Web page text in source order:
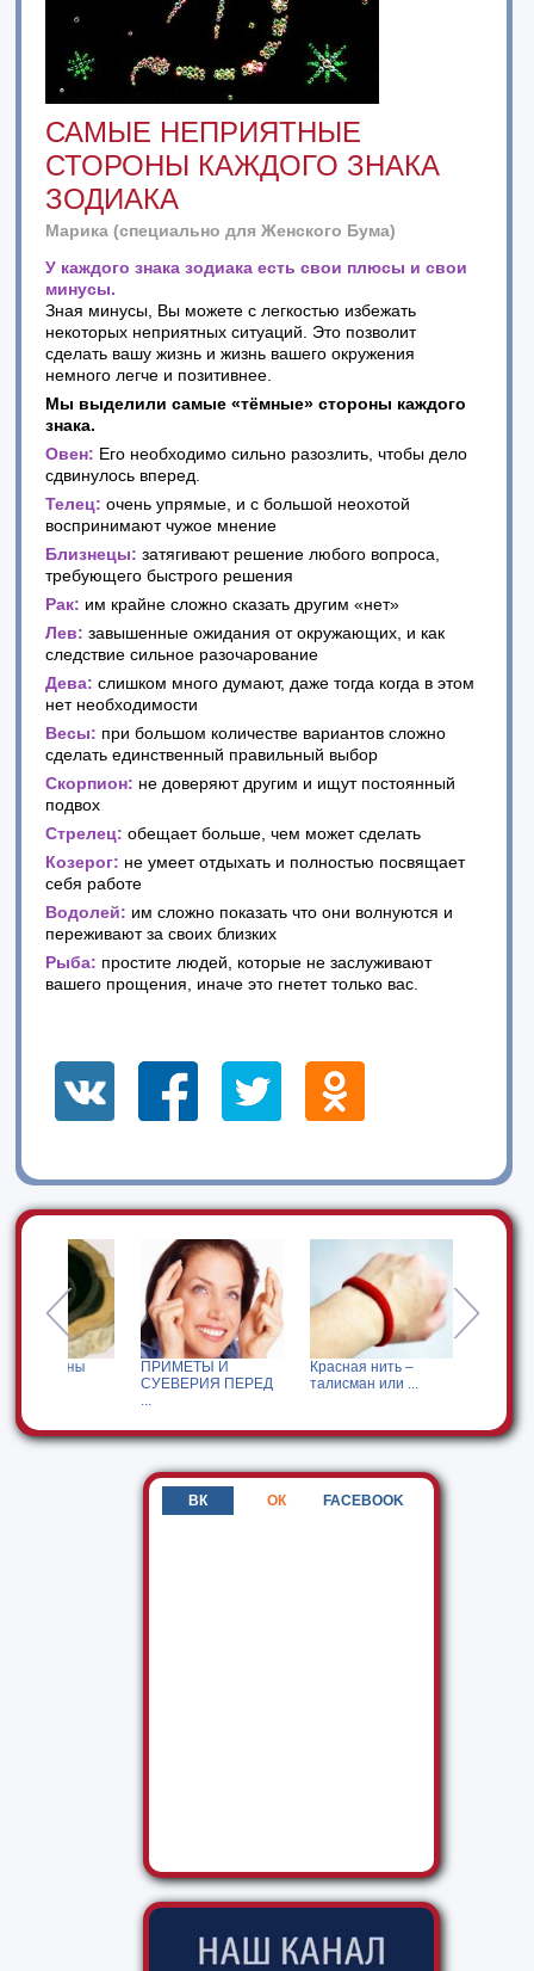
САМЫЕ НЕПРИЯТНЫЕ
СТОРОНЫ КАЖДОГО ЗНАКА
ЗОДИАКА
Марика (специально для Женского Бума)
У каждого знака зодиака есть свои плюсы и свои
минусы.
Зная минусы, Вы можете с легкостью избежать
некоторых неприятных ситуаций. Это позволит
сделать вашу жизнь и жизнь вашего окружения
немного легче и позитивнее.
Мы выделили самые «тёмные» стороны каждого
знака.
Овен: Его необходимо сильно разозлить, чтобы дело
сдвинулось вперед.
Телец: очень упрямые, и с большой неохотой
воспринимают чужое мнение
Близнецы:затягивают решение любого вопроса,
требующего быстрого решения
Рак: им крайне сложно сказать другим «нет»
Лев: завышенные ожидания от окружающих, и как
следствие сильное разочарование
Дева: слишком много думают, даже тогда когда в этом
нет необходимости
Весы: при большом количестве вариантов сложно
сделать единственный правильный выбор
Скорпион: не доверяют другим и ищут постоянный
подвох
Стрелец: обещает больше, чем может сделать
Козерог: не умеет отдыхать и полностью посвящает
себя работе
Водолей: им сложно показать что они волнуются и
переживают за своих близких
Рыба: простите людей, которые не заслуживают
вашего прощения, иначе это гнетет только вас.
ПРИМЕТЫ И
СУЕВЕРИЯ ПЕРЕД
Красная нить –
талисман или ...
Приметы. Если
то чешется ...
ВК ОК FACEBOOK